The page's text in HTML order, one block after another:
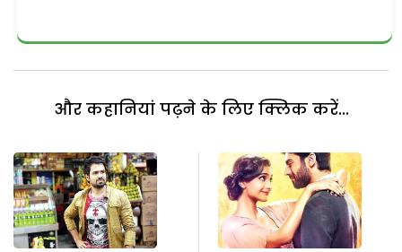
और कहानियां पढ़ने के लिए क्लिक करें...